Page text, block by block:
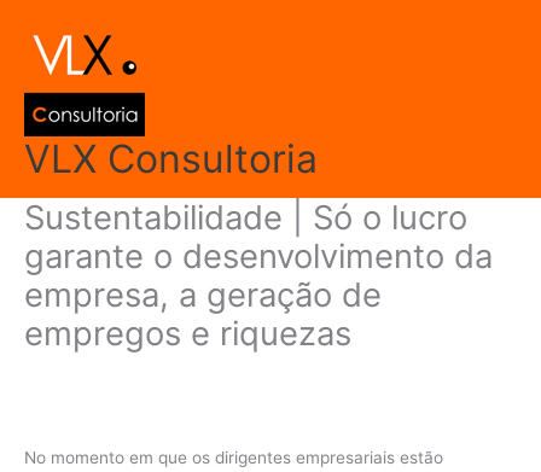
para
conteúdo
VLX Consultoria
Sustentabilidade | Só o lucro
garante o desenvolvimento da
empresa, a geração de
empregos e riquezas
No momento em que os dirigentes empresariais estão